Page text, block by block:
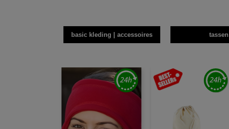
basic kleding | accessoires tassen